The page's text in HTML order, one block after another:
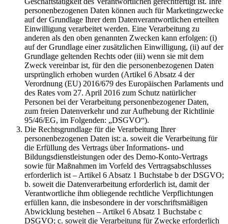
personenbezogenen Daten können auch für Marketingzwecke
auf der Grundlage Ihrer dem Datenverantwortlichen erteilten
Einwilligung verarbeitet werden. Eine Verarbeitung zu
anderen als den oben genannten Zwecken kann erfolgen: (i)
auf der Grundlage einer zusätzlichen Einwilligung, (ii) auf der
Grundlage geltenden Rechts oder (iii) wenn sie mit dem
Zweck vereinbar ist, für den die personenbezogenen Daten
ursprünglich erhoben wurden (Artikel 6 Absatz 4 der
Verordnung (EU) 2016/679 des Europäischen Parlaments und
des Rates vom 27. April 2016 zum Schutz natürlicher
Personen bei der Verarbeitung personenbezogener Daten,
zum freien Datenverkehr und zur Aufhebung der Richtlinie
95/46/EG, im Folgenden: „DSGVO“).
Die Rechtsgrundlage für die Verarbeitung Ihrer
personenbezogenen Daten ist: a. soweit die Verarbeitung für
die Erfüllung des Vertrags über Informations- und
Bildungsdienstleistungen oder des Demo-Konto-Vertrags
sowie für Maßnahmen im Vorfeld des Vertragsabschlusses
erforderlich ist – Artikel 6 Absatz 1 Buchstabe b der DSGVO;
b. soweit die Datenverarbeitung erforderlich ist, damit der
Verantwortliche ihm obliegende rechtliche Verpflichtungen
erfüllen kann, die insbesondere in der vorschriftsmäßigen
Abwicklung bestehen – Artikel 6 Absatz 1 Buchstabe c
DSGVO; c. soweit die Verarbeitung für Zwecke erforderlich